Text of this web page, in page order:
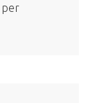
per